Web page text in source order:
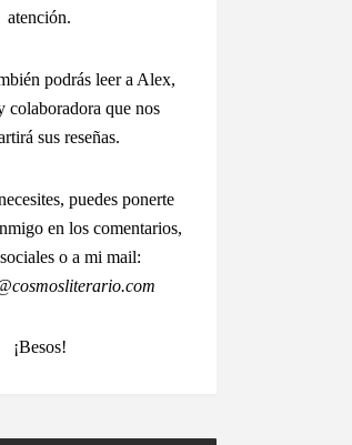
atención.
podrás leer a Alex,
colaboradora que nos
sus reseñas.
puedes ponerte
en los comentarios,
o a mi mail:
¡Besos!